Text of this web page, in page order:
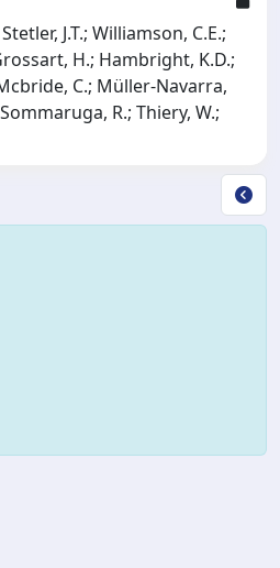
J.T.; Williamson, C.E.;
H.; Hambright, K.D.;
Mcbride, C.; Müller-Navarra,
R.; Thiery, W.;